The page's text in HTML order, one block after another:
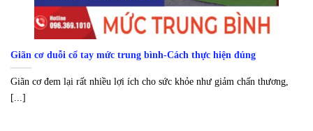
Giãn cơ duỗi cổ tay mức trung bình-Cách thực hiện đúng
Giãn cơ đem lại rất nhiều lợi ích cho sức khỏe như giảm chấn thương,
[...]